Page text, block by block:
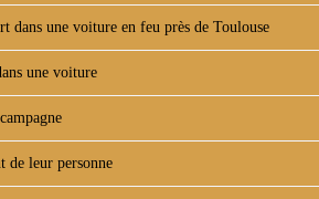
dans une voiture en feu près de Toulouse
une voiture
de leur personne